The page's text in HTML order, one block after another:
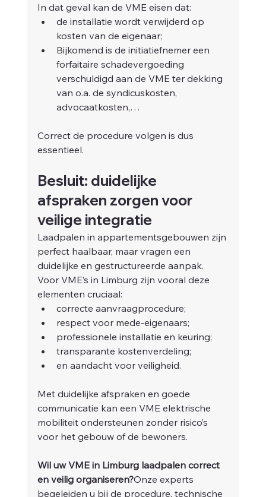
In dat geval kan de VME eisen dat:
de installatie wordt verwijderd op
kosten van de eigenaar;
Bijkomend is de initiatiefnemer een
forfaitaire schadevergoeding
verschuldigd aan de VME ter dekking
van o.a. de syndicuskosten,
advocaatkosten,…
Correct de procedure volgen is dus
essentieel.
Besluit: duidelijke
afspraken zorgen voor
veilige integratie
Laadpalen in appartementsgebouwen zijn
perfect haalbaar, maar vragen een
duidelijke en gestructureerde aanpak.
Voor VME’s in Limburg zijn vooral deze
elementen cruciaal:
correcte aanvraagprocedure;
respect voor mede-eigenaars;
professionele installatie en keuring;
transparante kostenverdeling;
en aandacht voor veiligheid.
Met duidelijke afspraken en goede
communicatie kan een VME elektrische
mobiliteit ondersteunen zonder risico’s
voor het gebouw of de bewoners.
Wil uw VME in Limburg laadpalen correct
en veilig organiseren?Onze experts
begeleiden u bij de procedure, technische